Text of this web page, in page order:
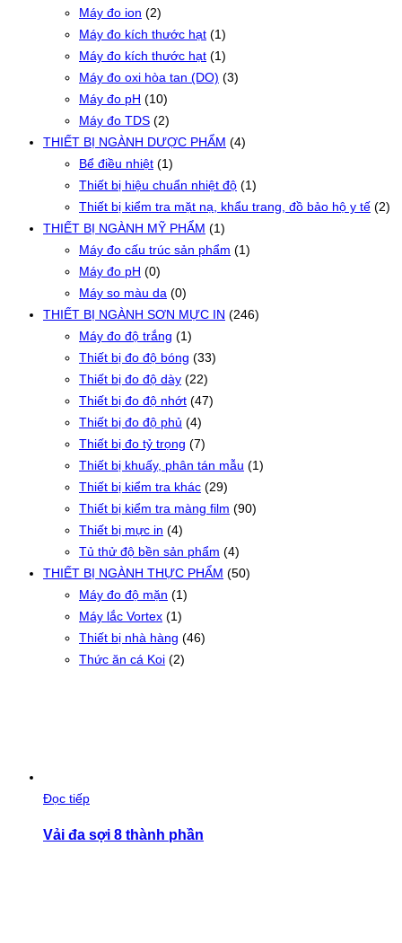
Máy đo ion (2)
Máy đo kích thước hạt (1)
Máy đo kích thước hạt (1)
Máy đo oxi hòa tan (DO) (3)
Máy đo pH (10)
Máy đo TDS (2)
THIẾT BỊ NGÀNH DƯỢC PHẨM (4)
Bể điều nhiệt (1)
Thiết bị hiệu chuẩn nhiệt độ (1)
Thiết bị kiểm tra mặt nạ, khẩu trang, đồ bảo hộ y tế (2)
THIẾT BỊ NGÀNH MỸ PHẨM (1)
Máy đo cấu trúc sản phẩm (1)
Máy đo pH (0)
Máy so màu da (0)
THIẾT BỊ NGÀNH SƠN MỰC IN (246)
Máy đo độ trắng (1)
Thiết bị đo độ bóng (33)
Thiết bị đo độ dày (22)
Thiết bị đo độ nhớt (47)
Thiết bị đo độ phủ (4)
Thiết bị đo tỷ trọng (7)
Thiết bị khuấy, phân tán mẫu (1)
Thiết bị kiểm tra khác (29)
Thiết bị kiểm tra màng film (90)
Thiết bị mực in (4)
Tủ thử độ bền sản phẩm (4)
THIẾT BỊ NGÀNH THỰC PHẨM (50)
Máy đo độ mặn (1)
Máy lắc Vortex (1)
Thiết bị nhà hàng (46)
Thức ăn cá Koi (2)
Đọc tiếp
Vải đa sợi 8 thành phần